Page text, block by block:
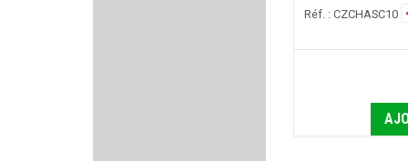
Réf. : CZCHASC10